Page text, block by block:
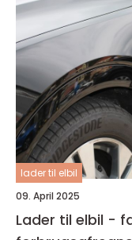
lader til elbil
09. April 2025
Lader til elbil -